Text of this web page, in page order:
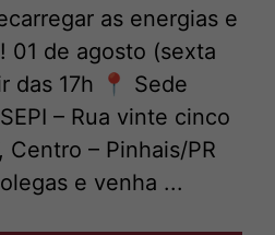
as energias e
01 de agosto (sexta
das 17h 📍 Sede
– Rua vinte cinco
Centro – Pinhais/PR
e venha ...